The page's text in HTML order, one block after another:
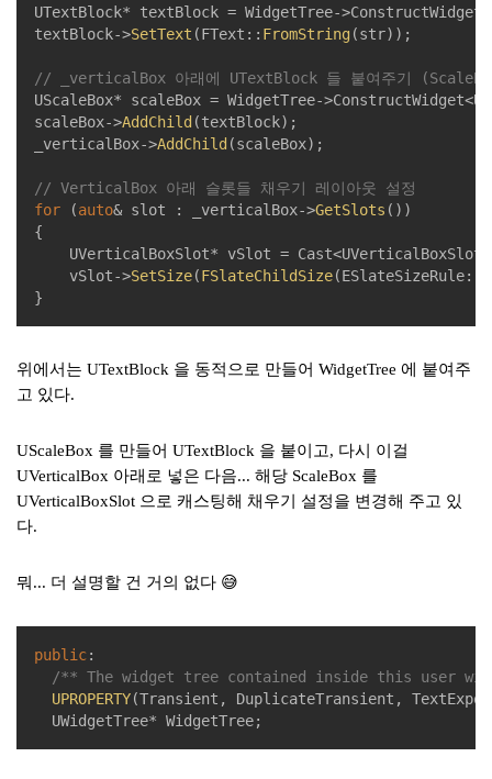
UTextBlock* textBlock = WidgetTree-
textBlock->SetText (FText:: FromString (str));
// _verticalBox 아래에 UTextBlock 들 붙여주기
UScaleBox* scaleBox = WidgetTree-
scaleBox->AddChild (textBlock);
_verticalBox->AddChild (scaleBox);
// VerticalBox 아래 슬롯들 채우기 레이아웃 설정
for (auto& slot : _verticalBox->GetSlots ())
{
UVerticalBoxSlot* vSlot =
    vSlot->
SetSize(FSlateChildSize
}
위에서는 UTextBlock 을 동적으로 만들어 WidgetTree 에 붙여주
고 있다.
UScaleBox 를 만들어 UTextBlock 을 붙이고, 다시 이걸
UVerticalBox 아래로 넣은 다음... 해당 ScaleBox 를
UVerticalBoxSlot 으로 캐스팅해 채우기 설정을 변경해 주고 있
다.
뭐... 더 설명할 건 거의 없다 😅
public:
/** The widget tree contained inside this user
UPROPERTY(Transient, DuplicateTransient,
	UWidgetTree* WidgetTree;